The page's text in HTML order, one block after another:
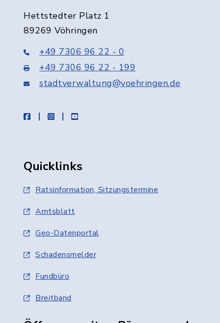
Hettstedter Platz 1
89269 Vöhringen
+49 7306 96 22 - 0
+49 7306 96 22 - 199
stadtverwaltung@voehringen.de
facebookinstagramyoutube
Quicklinks
Ratsinformation, Sitzungstermine
Amtsblatt
Geo-Datenportal
Schadensmelder
Fundbüro
Breitband